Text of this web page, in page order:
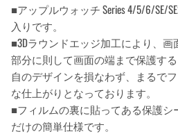
■アップルウォッチ Series 4/5/6/SE/
入りです。
■3Dラウンドエッジ加工により、
部分に則して画面の端まで保護する
自のデザインを損なわず、まるで
な仕上がりとなっております。
■フィルムの裏に貼ってある保護シ
だけの簡単仕様です。